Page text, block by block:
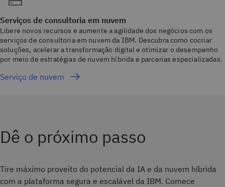
Serviços de consultoria em nuvem
Libere novos recursos e aumente a agilidade dos negócios com os
serviços de consultoria em nuvem da IBM. Descubra como cocriar
soluções, acelerar a transformação digital e otimizar o desempenho
por meio de estratégias de nuvem híbrida e parcerias especializadas.
Serviço de nuvem
Dê o próximo passo
Tire máximo proveito do potencial da IA e da nuvem híbrida
com a plataforma segura e escalável da IBM. Comece